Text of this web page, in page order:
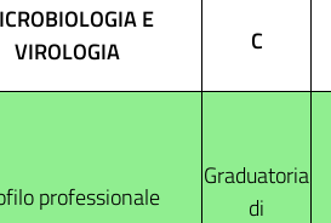
E
VIROLOGIA
C
professionale
Graduatoria
di